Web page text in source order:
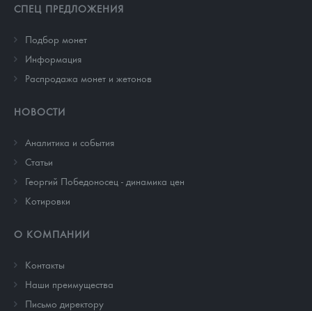
СПЕЦ ПРЕДЛОЖЕНИЯ
Подбор монет
Информация
Распродажа монет и жетонов
НОВОСТИ
Аналитика и события
Cтатьи
Георгий Победоносец - динамика цен
Котировки
О КОМПАНИИ
Контакты
Наши преимущества
Письмо директору